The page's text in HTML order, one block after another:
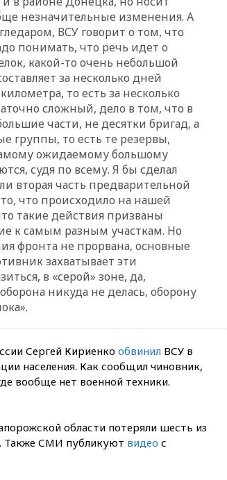
ликвидировано
18:55 Минобороны отчиталось
об ударах по двум украинским
сухогрузам в Черном море
18:47Школьники из РФ стали
абсолютными чемпионами на
олимпиаде по ИИ
18:39Два человека погибли в
результате удара ВСУ по
многоэтажке в Керчи
18:25Беспилотник атаковал
турецкий сухогруз у
побережья Новороссийска
18:18 Товарооборот Китая и
России вырос в этом году
более чем на четверть
17:55Мужчина получил
ранения при атаке дрона на
Белгородскую область
наличие трещин
17:35В Казани пятилетний
ребенок погиб при падении из
киберкомандование США
расследует серию
незначительные изменения. А
ВСУ говорит о том, что
понимать, что речь идет о
какой-то очень небольшой
за несколько дней
то есть за несколько
сложный, дело в том, что в
части, не десятки бригад, а
группы, то есть те резервы,
ожидаемому большому
судя по всему. Я бы сделал
вторая часть предварительной
что происходило на нашей
такие действия призваны
к самым разным участкам. Но
фронта не прорвана, основные
захватывает эти
в «серой» зоне, да,
никуда не делась, оборону
Сергей Кириенко обвинил ВСУ в
населения. Как сообщил чиновник,
вообще нет военной техники.
области потеряли шесть из
Также СМИ публикуют видео с